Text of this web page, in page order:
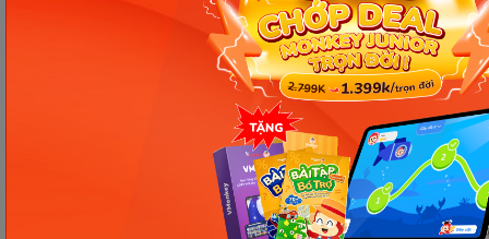
Đọc kỹ các đoạn văn bản sau và xác định
phương thức biểu đạt chính của đoạn văn bản:
"Mặt trời lặn dần sau dãy núi xa xăm. Nắng vàng
như mật ong phủ lên mọi cảnh vật. Những tia
nắng cuối cùng còn sót lại loe loét trên mặt nước,
tạo nên những vệt sáng lấp lánh. Bầu trời dần
chuyển sang màu đỏ rực, rồi tím thẫm, cuối cùng